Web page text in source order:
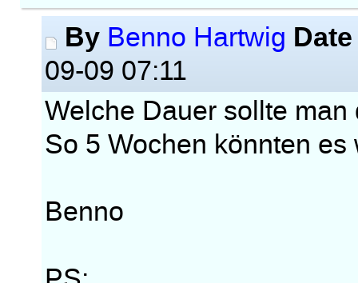
By Benno Hartwig Date
09-09 07:11
Welche Dauer sollte
So 5 Wochen könnten es
Benno